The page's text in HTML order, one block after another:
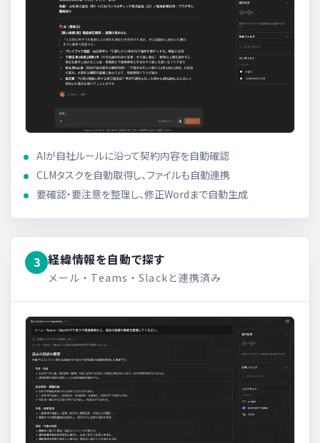
AIが自社ルールに沿って契約内容を自動確認
CLMタスクを自動取得し、ファイルも自動連携
要確認・要注意を整理し、修正Wordまで自動生成
3 経緯情報を自動で探す
メール・Teams・Slackと連携済み